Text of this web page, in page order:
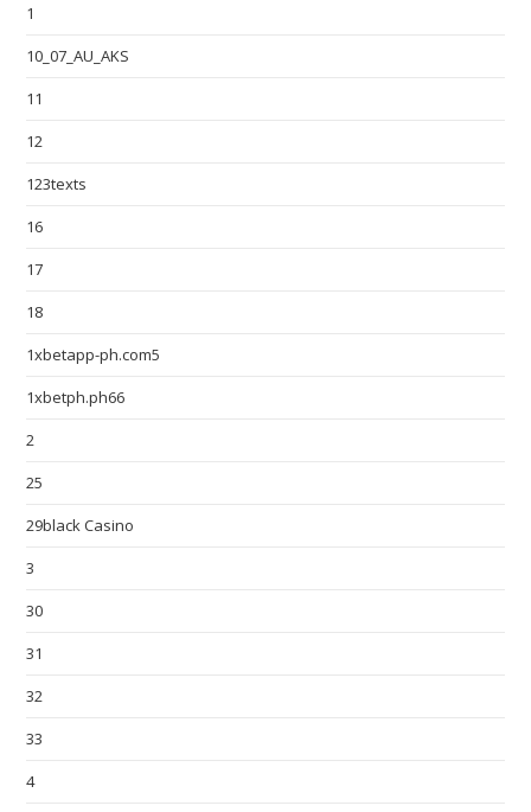
1
10_07_AU_AKS
11
12
123texts
16
17
18
1xbetapp-ph.com5
1xbetph.ph66
2
25
29black Casino
3
30
31
32
33
4